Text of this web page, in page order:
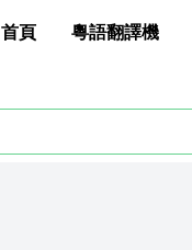
首頁 粵語翻譯機